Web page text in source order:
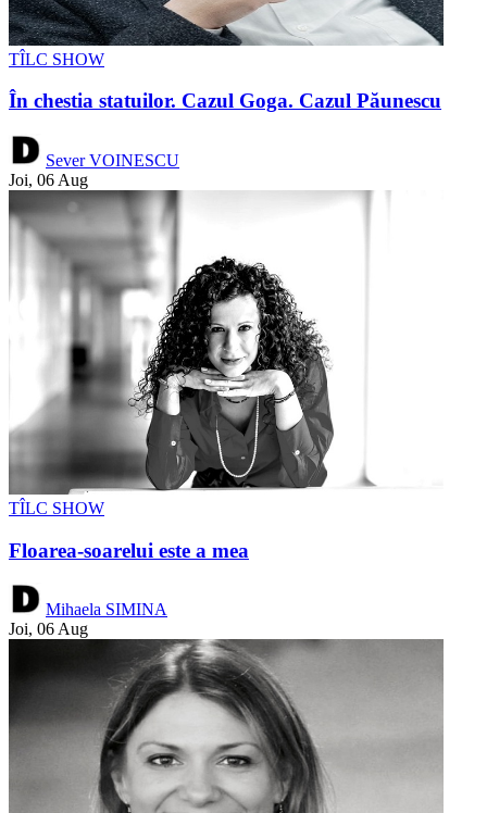
TÎLC SHOW
În chestia statuilor. Cazul Goga. Cazul Păunescu
Sever VOINESCU
Joi, 06 Aug
TÎLC SHOW
Floarea-soarelui este a mea
Mihaela SIMINA
Joi, 06 Aug